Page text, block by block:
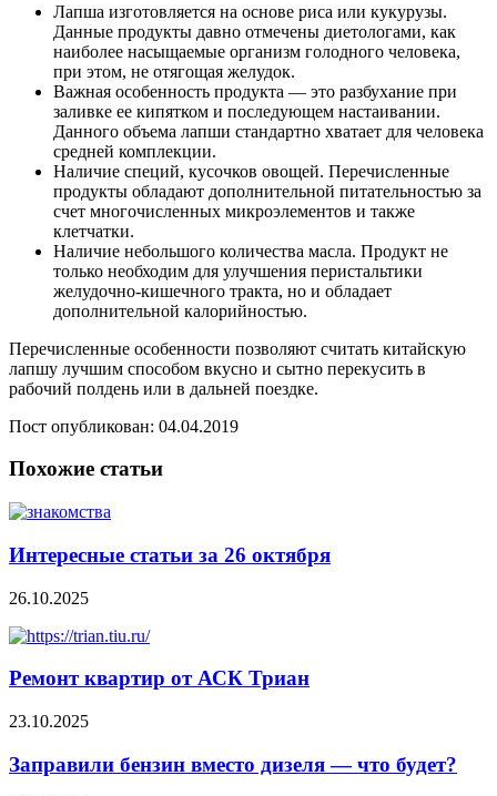
Лапша изготовляется на основе риса или кукурузы.
Данные продукты давно отмечены диетологами, как
наиболее насыщаемые организм голодного человека,
при этом, не отягощая желудок.
Важная особенность продукта — это разбухание при
заливке ее кипятком и последующем настаивании.
Данного объема лапши стандартно хватает для человека
средней комплекции.
Наличие специй, кусочков овощей. Перечисленные
продукты обладают дополнительной питательностью за
счет многочисленных микроэлементов и также
клетчатки.
Наличие небольшого количества масла. Продукт не
только необходим для улучшения перистальтики
желудочно-кишечного тракта, но и обладает
дополнительной калорийностью.
Перечисленные особенности позволяют считать китайскую
лапшу лучшим способом вкусно и сытно перекусить в
рабочий полдень или в дальней поездке.
Пост опубликован: 04.04.2019
Похожие статьи
Интересные статьи за 26 октября
26.10.2025
Ремонт квартир от АСК Триан
23.10.2025
Заправили бензин вместо дизеля — что будет?